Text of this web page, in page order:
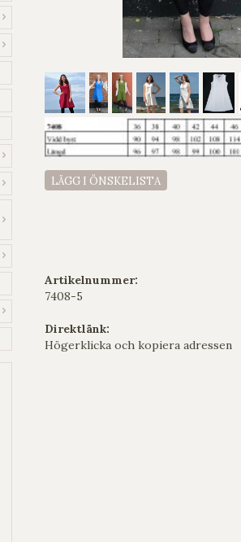
LÄGG I ÖNSKELISTA
Artikelnummer:
7408-5
Direktlänk:
Högerklicka och kopiera adressen